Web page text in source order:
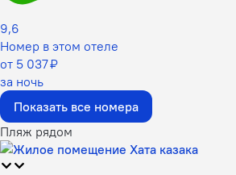
9,6
Номер в этом отеле
от 5 037 ₽
за ночь
Показать все номера
Пляж рядом